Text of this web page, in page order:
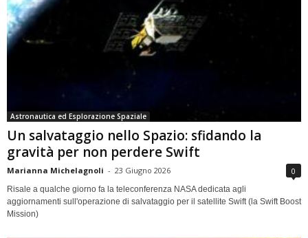
Astronautica ed Esplorazione Spaziale
Un salvataggio nello Spazio: sfidando la
gravità per non perdere Swift
Marianna Michelagnoli - 23 Giugno 2026 0
Risale a qualche giorno fa la teleconferenza NASA dedicata agli
aggiornamenti sull'operazione di salvataggio per il satellite Swift (la Swift Boost
Mission)